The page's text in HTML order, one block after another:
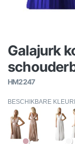
Galajurk
HM2247
BESCHIKBARE